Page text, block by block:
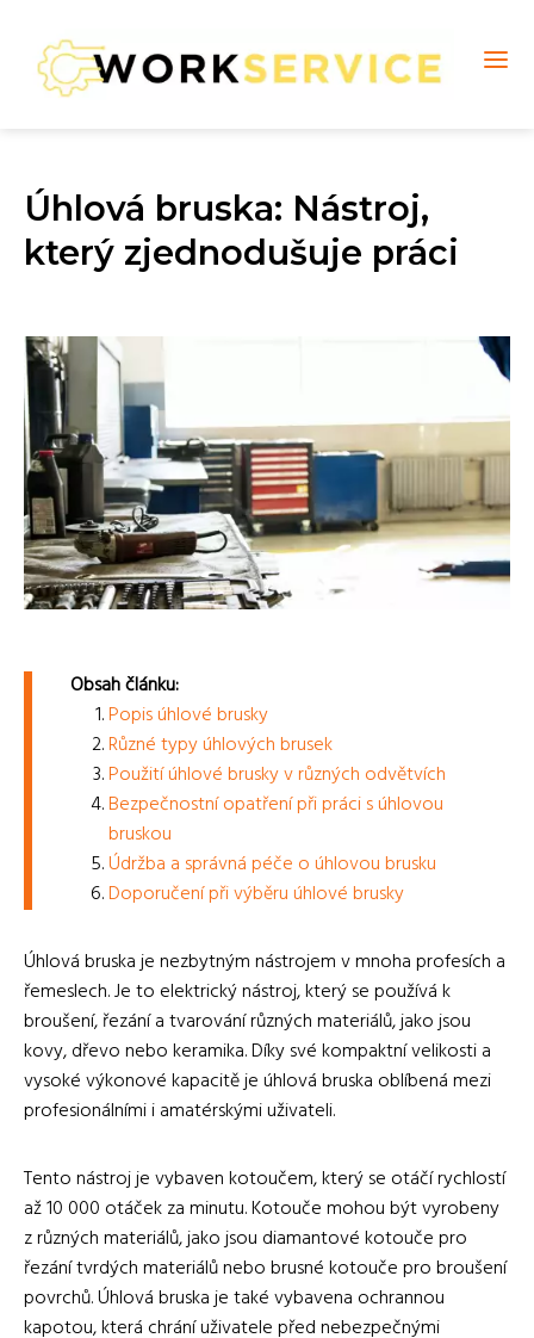
Úhlová bruska: Nástroj,
který zjednodušuje práci
Obsah článku:
Popis úhlové brusky
Různé typy úhlových brusek
Použití úhlové brusky v různých odvětvích
Bezpečnostní opatření při práci s úhlovou
bruskou
Údržba a správná péče o úhlovou brusku
Doporučení při výběru úhlové brusky
Úhlová bruska je nezbytným nástrojem v mnoha profesích a
řemeslech. Je to elektrický nástroj, který se používá k
broušení, řezání a tvarování různých materiálů, jako jsou
kovy, dřevo nebo keramika. Díky své kompaktní velikosti a
vysoké výkonové kapacitě je úhlová bruska oblíbená mezi
profesionálními i amatérskými uživateli.
Tento nástroj je vybaven kotoučem, který se otáčí rychlostí
až 10 000 otáček za minutu. Kotouče mohou být vyrobeny
z různých materiálů, jako jsou diamantové kotouče pro
řezání tvrdých materiálů nebo brusné kotouče pro broušení
povrchů. Úhlová bruska je také vybavena ochrannou
kapotou, která chrání uživatele před nebezpečnými